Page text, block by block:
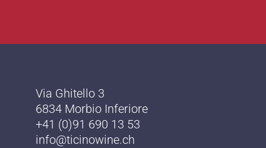
Via Ghitello 3
6834 Morbio Inferiore
+41 (0)91 690 13 53
info@ticinowine.ch